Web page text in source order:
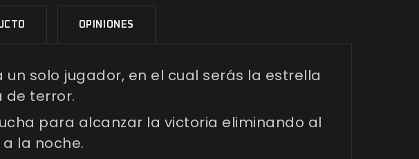
OPINIONES
solo jugador, en el cual serás la estrella
de terror.
para alcanzar la victoria eliminando al
la noche.